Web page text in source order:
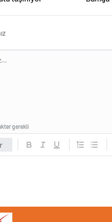
gerekli